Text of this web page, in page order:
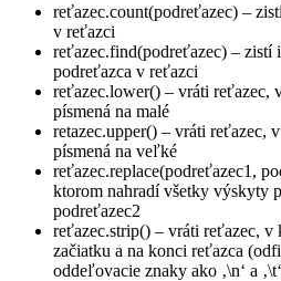
reťazec.count(podreťazec) –
v reťazci
reťazec.find(podreťazec) – zistí
podreťazca v reťazci
reťazec.lower() – vráti reťazec,
písmená na malé
retazec.upper() – vráti reťazec,
písmená na veľké
reťazec.replace(podreťazec1,
ktorom nahradí všetky výskyty
podreťazec2
reťazec.strip() – vráti reťazec, v
začiatku a na konci reťazca
oddeľovacie znaky ako ‚\n‘ a ‚\t‘